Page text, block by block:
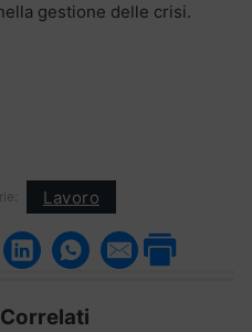
gestione delle crisi.
Lavoro